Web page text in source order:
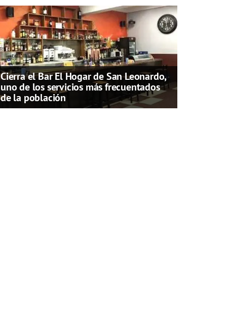
Cierra el Bar El Hogar de San Leonardo,
uno de los servicios más frecuentados
de la población